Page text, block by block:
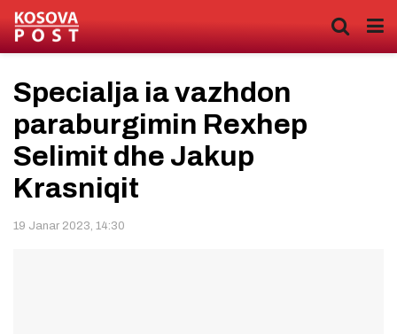
Specialja ia vazhdon
paraburgimin Rexhep
Selimit dhe Jakup
Krasniqit
19 Janar 2023, 14:30